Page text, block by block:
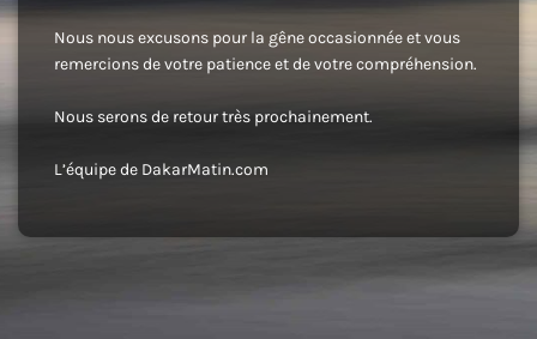
Nous nous excusons pour la gêne occasionnée et vous
remercions de votre patience et de votre compréhension.
Nous serons de retour très prochainement.
L’équipe de DakarMatin.com